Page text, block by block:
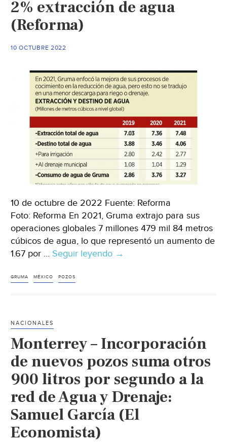
salarse!
Abasto
agua
la
zona
rural
en
riesgo
(El
Sol
de
Tampico)
2% extracción de agua
(Reforma)
10 OCTUBRE 2022
10 de octubre de 2022 Fuente: Reforma
Foto: Reforma En 2021, Gruma extrajo para sus
operaciones globales 7 millones 479 mil 84 metros
cúbicos de agua, lo que representó un aumento de
1.67 por … Seguir leyendo México
agua
(Reforma)
→
GRUMA MÉXICO POZOS
NACIONALES
Monterrey – Incorporación
de nuevos pozos suma otros
900 litros por segundo a la
red de Agua y Drenaje:
Samuel García (El
Economista)